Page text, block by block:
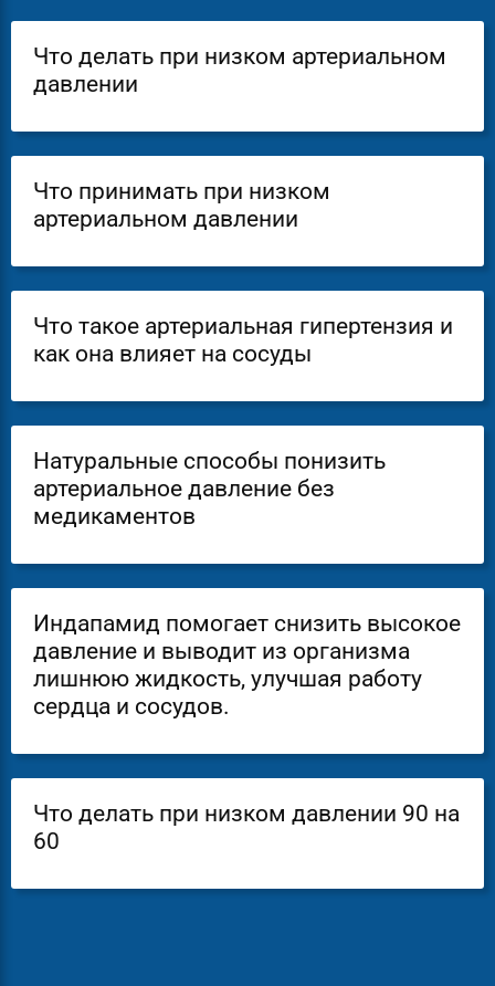
Что делать при низком артериальном
давлении
Что принимать при низком
артериальном давлении
Что такое артериальная гипертензия и
как она влияет на сосуды
Натуральные способы понизить
артериальное давление без
медикаментов
Индапамид помогает снизить высокое
давление и выводит из организма
лишнюю жидкость, улучшая работу
сердца и сосудов.
Что делать при низком давлении 90 на
60